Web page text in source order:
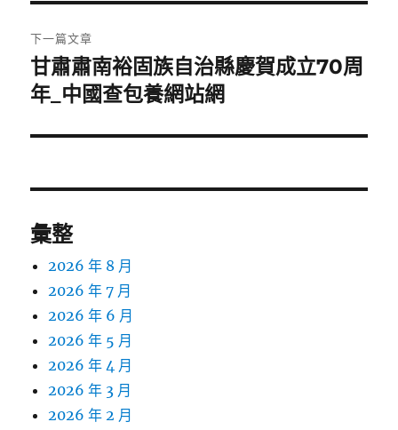
文
章:
下一篇文章
下
一
文
甘肅肅南裕固族自治縣慶賀成立70周
年_中國查包養網站網
彙整
2026 年 8 月
2026 年 7 月
2026 年 6 月
2026 年 5 月
2026 年 4 月
2026 年 3 月
2026 年 2 月